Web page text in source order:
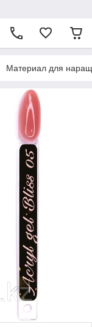
Материал для